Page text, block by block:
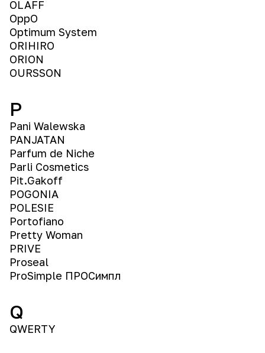
OLAFF
OppO
Optimum System
ORIHIRO
ORION
OURSSON
P
Pani Walewska
PANJATAN
Parfum de Niche
Parli Cosmetics
Pit.Gakoff
POGONIA
POLESIE
Portofiano
Pretty Woman
PRIVE
Proseal
ProSimple ПРОСимпл
Q
QWERTY